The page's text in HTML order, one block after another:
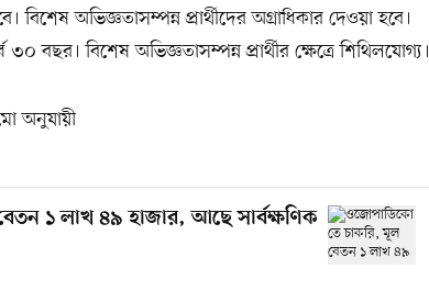
অভিজ্ঞতাসম্পন্ন প্রার্থীদের অগ্রাধিকার দেওয়া হবে।
বছর। বিশেষ অভিজ্ঞতাসম্পন্ন প্রার্থীর ক্ষেত্রে শিথিলযোগ্য।
অনুযায়ী
১ লাখ ৪৯ হাজার, আছে সার্বক্ষণিক